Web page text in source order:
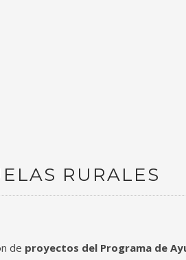
RURALES
de proyectos del Programa de